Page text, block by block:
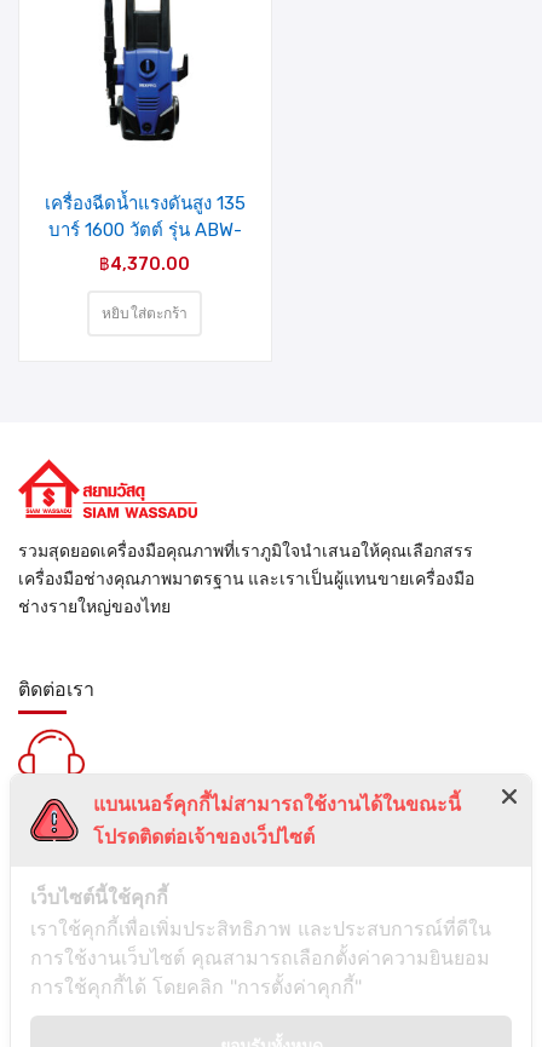
รายการ
สินค้าที่
ชอบ
เครื่องฉีดน้ำแรงดันสูง 135
บาร์ 1600 วัตต์ รุ่น ABW-
VAT-90P(04-009-007)
฿4,370.00
หยิบใส่ตะกร้า
รวมสุดยอดเครื่องมือคุณภาพที่เราภูมิใจนำเสนอให้คุณเลือกสรร
เครื่องมือช่างคุณภาพมาตรฐาน และเราเป็นผู้แทนขายเครื่องมือ
ช่างรายใหญ่ของไทย
ติดต่อเรา
สายด่วน :
099-5095739
เลขที่ 1 ซอยลาดพร้าว 24 แขวงจอมพล เขตจตุจักร กรุงเทพมหานคร
10900
ช่องทางการติดต่อ
แบนเนอร์คุกกี้ไม่สามารถใช้งานได้ในขณะนี้
โปรดติดต่อเจ้าของเว็ปไซต์
เว็บไซต์นี้ใช้คุกกี้
เราใช้คุกกี้เพื่อเพิ่มประสิทธิภาพ และประสบการณ์ที่ดีใน
การใช้งานเว็บไซต์ คุณสามารถเลือกตั้งค่าความยินยอม
การใช้คุกกี้ได้ โดยคลิก "การตั้งค่าคุกกี้"